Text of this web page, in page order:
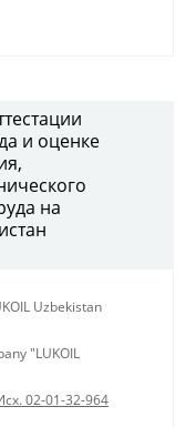
и оценке
на
Uzbekistan
"LUKOIL
02-01-32-964